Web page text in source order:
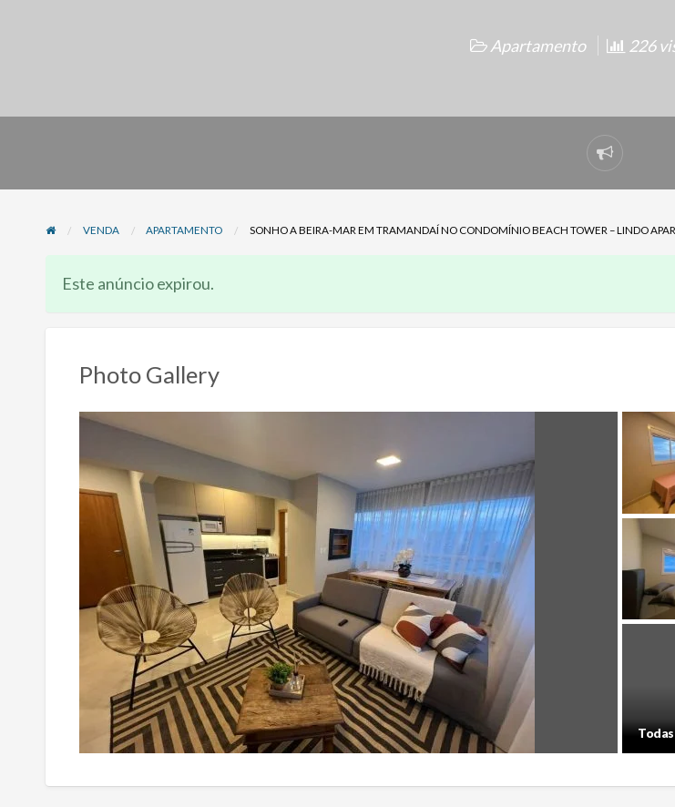
Apartamento 226
Denunciar
problema
VENDA APARTAMENTO SONHO A BEIRA-MAR EM TRAMANDAÍ NO CONDOMÍNIO BEACH TOWER – LINDO
Este anúncio expirou.
Photo Gallery